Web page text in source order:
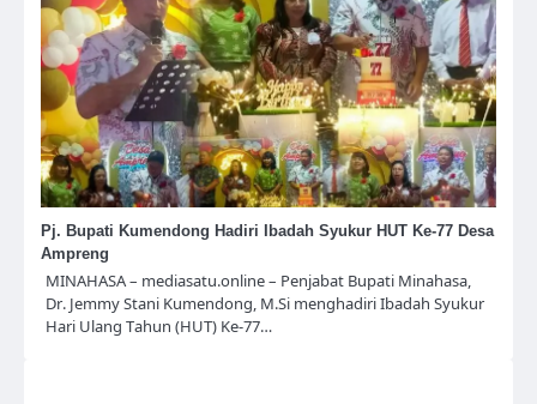
Pj. Bupati Kumendong Hadiri Ibadah Syukur HUT Ke-77 Desa
Ampreng
MINAHASA – mediasatu.online – Penjabat Bupati Minahasa,
Dr. Jemmy Stani Kumendong, M.Si menghadiri Ibadah Syukur
Hari Ulang Tahun (HUT) Ke-77…